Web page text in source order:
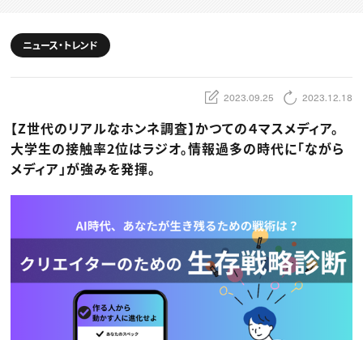
スキルアップしたい！
デザイン
編集・ライティング
マーケティング
ディレクション
業界解説・キャリア事情
お役立ち基礎知識
TOP Creator’s コラム
Webクリエイター
アプリクリエイター
ゲームクリエイター
映像クリエイター
マーケッター
C＆R Magazine
セミナー
ニュース・トレンド
ニュース・トレンド トップ
ゲーム・エンタメ
広告
出版
CREATIVE VILLAGEからのお知らせ
プロフェッショナル×つながる×メディア
ニュース・トレンド
2023.09.25 2023.12.18
【Z世代のリアルなホンネ調査】かつての４マスメディア。
大学生の接触率2位はラジオ。情報過多の時代に「ながら
メディア」が強みを発揮。